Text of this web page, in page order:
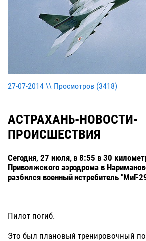
27-07-2014 \\ Просмотров (3418)
АСТРАХАНЬ-НОВОСТИ-
ПРОИСШЕСТВИЯ
Сегодня, 27 июля, в 8:55 в 30
Приволжского аэродрома в
разбился военный истребитель "МиГ-
Пилот погиб.
Это был плановый тренировочный